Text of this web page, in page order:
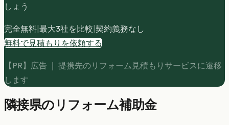
しょう
完全無料|最大3社を比較|契約義務なし
無料で見積もりを依頼する
【PR】広告 ｜ 提携先のリフォーム見積もりサービスに遷移
します
隣接県のリフォーム補助金